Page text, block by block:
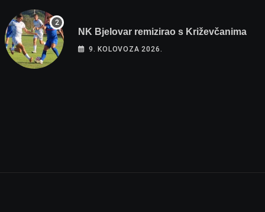
NK Bjelovar remizirao s Križevčanima
9. KOLOVOZA 2026.